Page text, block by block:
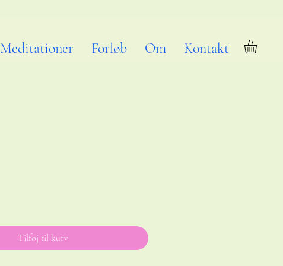
Meditationer Forløb Om Kontakt
Tilføj til kurv